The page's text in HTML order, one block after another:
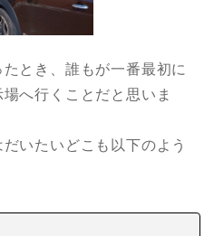
とき、誰もが一番最初に
へ行くことだと思いま
いたいどこも以下のよう